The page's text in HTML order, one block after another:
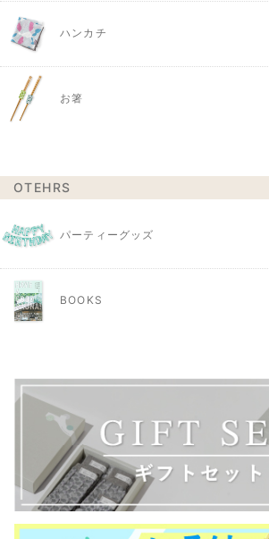
ハンカチ
お箸
OTEHRS
パーティーグッズ
BOOKS